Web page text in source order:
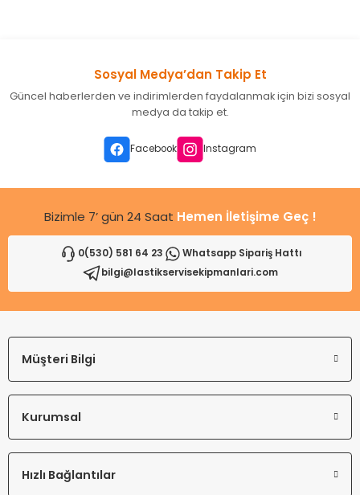
Sosyal Medya’dan Takip Et
Güncel haberlerden ve indirimlerden faydalanmak için bizi sosyal
medya da takip et.
Facebook Instagram
Bizimle 7’ gün 24 Saat Hemen İletişime Geç !
0(530) 581 64 23
Whatsapp Sipariş Hattı
bilgi@lastikservisekipmanlari.com
Müşteri Bilgi
Kurumsal
Hızlı Bağlantılar